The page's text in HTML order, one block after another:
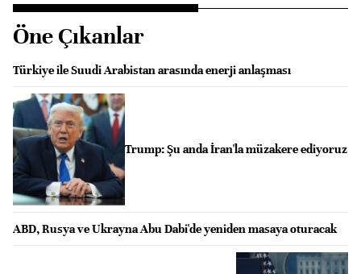
Öne Çıkanlar
Türkiye ile Suudi Arabistan arasında enerji anlaşması
Trump: Şu anda İran'la müzakere ediyoruz
ABD, Rusya ve Ukrayna Abu Dabi'de yeniden masaya oturacak